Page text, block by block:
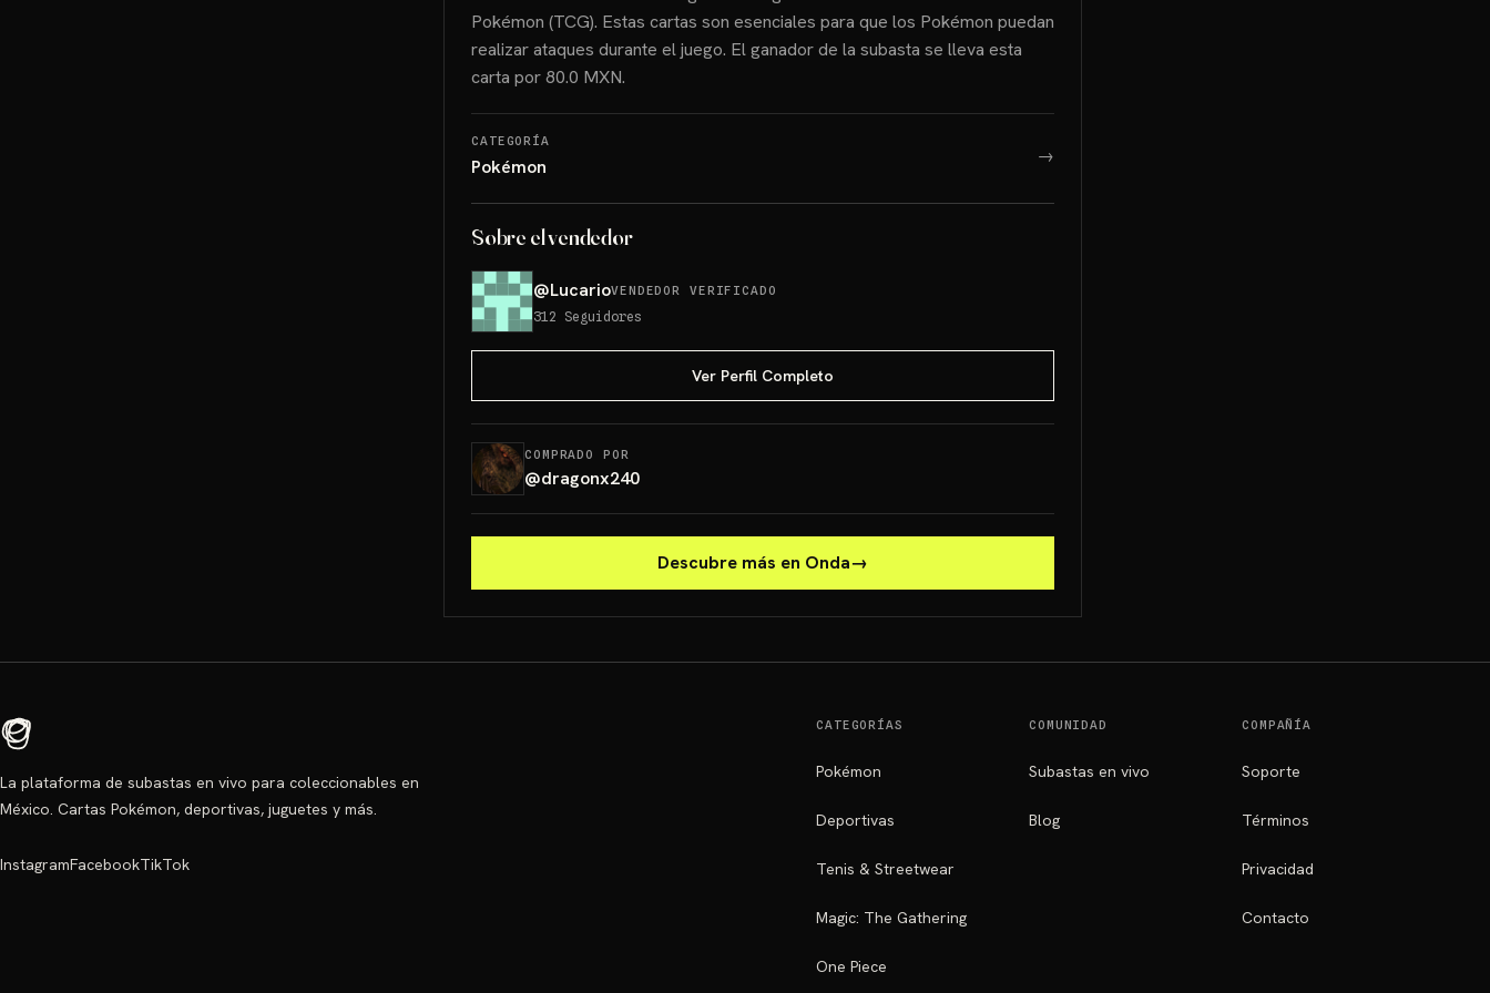
Pokémon (TCG). Estas cartas son esenciales para que los Pokémon puedan
realizar ataques durante el juego. El ganador de la subasta se lleva esta
carta por 80.0 MXN.
CATEGORÍA
Pokémon →
Sobre el vendedor
@LucarioVENDEDOR VERIFICADO
312 Seguidores
Ver Perfil Completo
COMPRADO POR
@dragonx240
Descubre más en Onda→
La plataforma de subastas en vivo para coleccionables en
México. Cartas Pokémon, deportivas, juguetes y más.
InstagramFacebookTikTok
CATEGORÍAS
Pokémon
Deportivas
Tenis & Streetwear
Magic: The Gathering
One Piece
COMUNIDAD
Subastas en vivo
Blog
COMPAÑÍA
Soporte
Términos
Privacidad
Contacto